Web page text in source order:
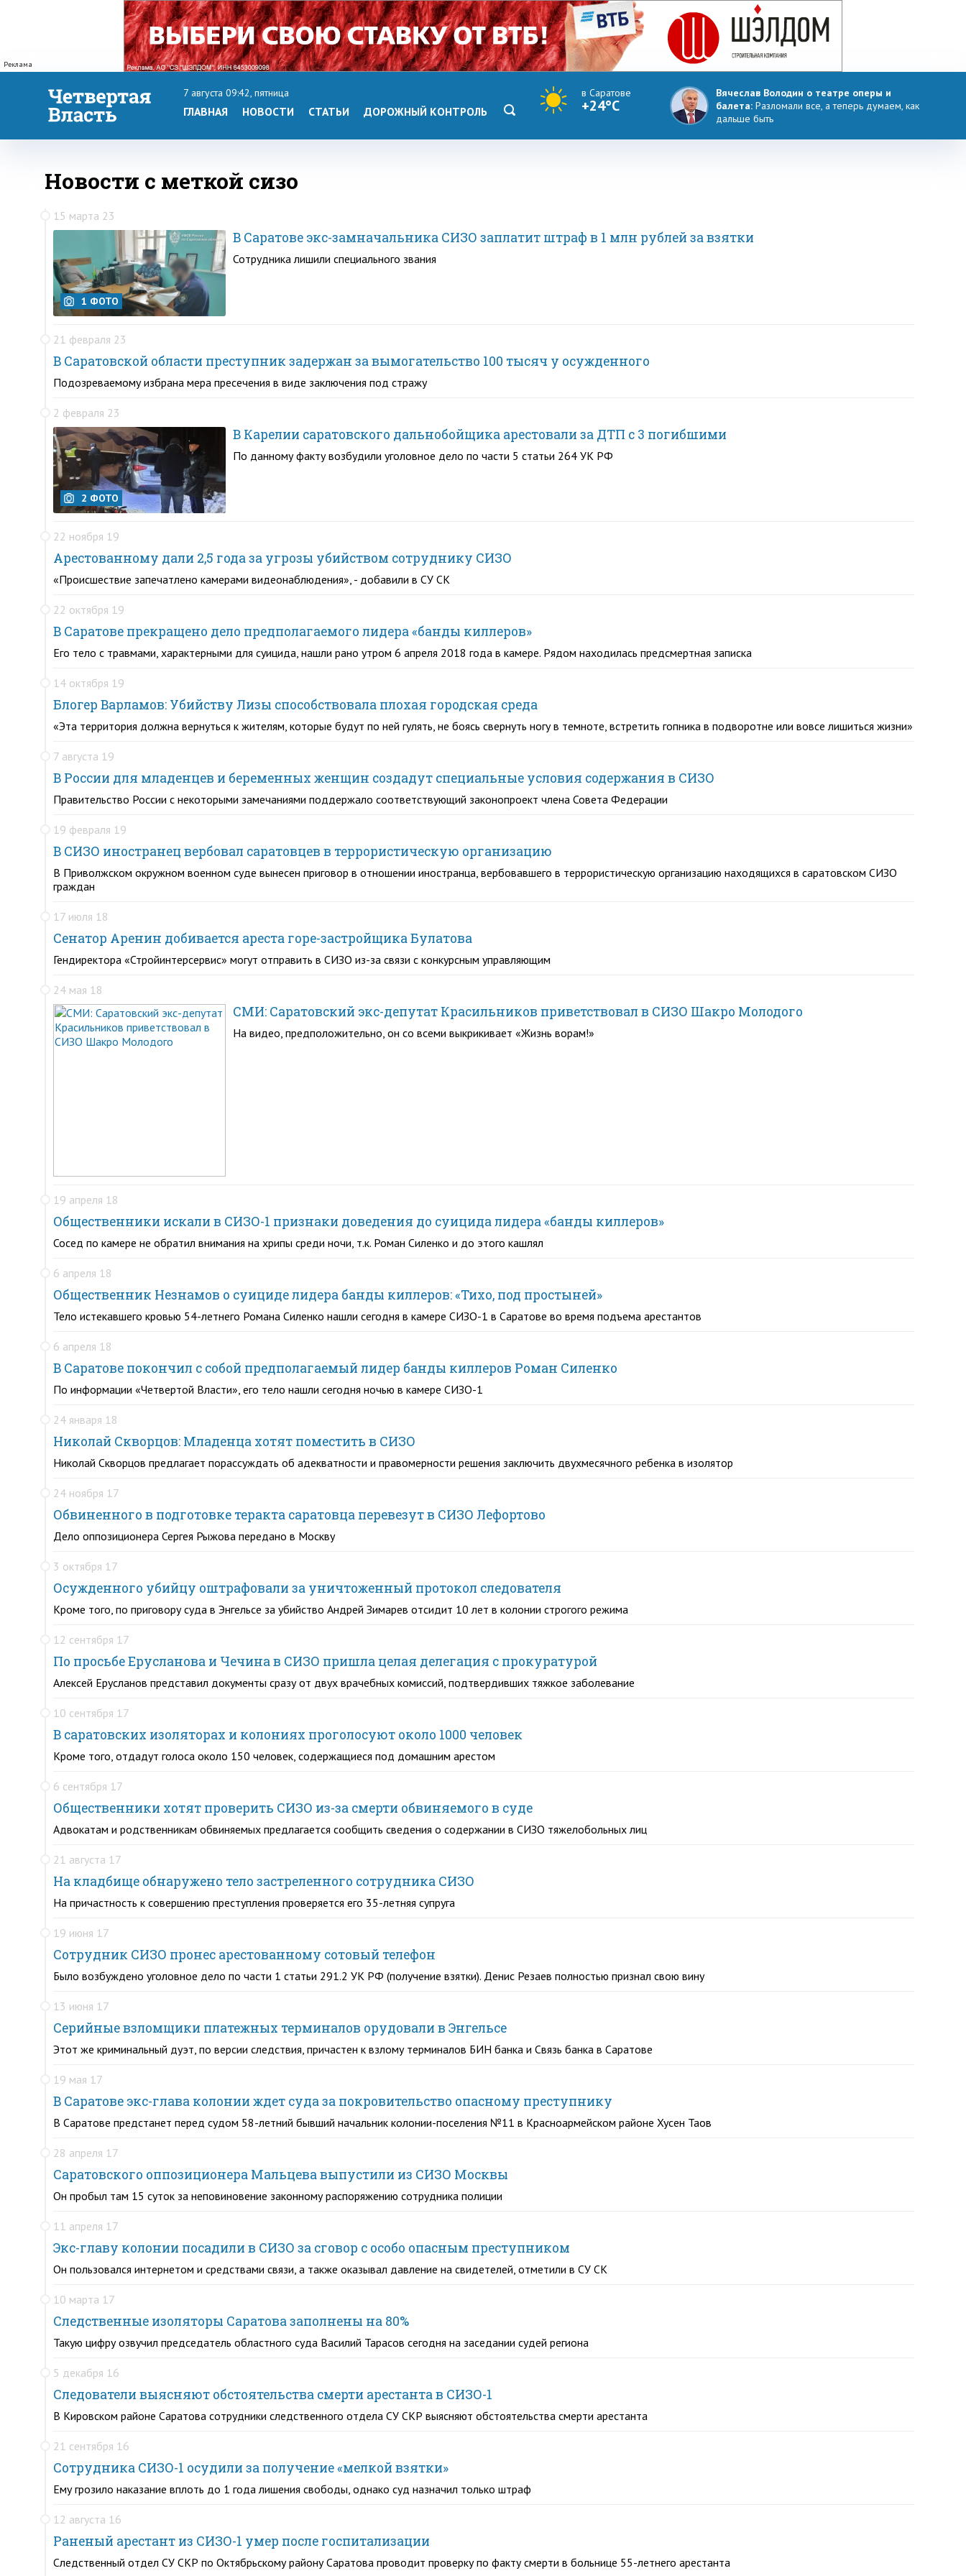
Реклама
7 августа 09:42, пятница
ГЛАВНАЯ НОВОСТИ СТАТЬИ ДОРОЖНЫЙ КОНТРОЛЬ
в Саратове
+24°C
Вячеслав Володин о театре оперы и
балета: Разломали все, а теперь думаем, как
дальше быть
Новости с меткой сизо
15 марта 23
1 ФОТО
В Саратове экс-замначальника СИЗО заплатит штраф в 1 млн рублей за взятки
Сотрудника лишили специального звания
21 февраля 23
В Саратовской области преступник задержан за вымогательство 100 тысяч у осужденного
Подозреваемому избрана мера пресечения в виде заключения под стражу
2 февраля 23
2 ФОТО
В Карелии саратовского дальнобойщика арестовали за ДТП с 3 погибшими
По данному факту возбудили уголовное дело по части 5 статьи 264 УК РФ
22 ноября 19
Арестованному дали 2,5 года за угрозы убийством сотруднику СИЗО
«Происшествие запечатлено камерами видеонаблюдения», - добавили в СУ СК
22 октября 19
В Саратове прекращено дело предполагаемого лидера «банды киллеров»
Его тело с травмами, характерными для суицида, нашли рано утром 6 апреля 2018 года в камере. Рядом находилась предсмертная записка
14 октября 19
Блогер Варламов: Убийству Лизы способствовала плохая городская среда
«Эта территория должна вернуться к жителям, которые будут по ней гулять, не боясь свернуть ногу в темноте, встретить гопника в подворотне или вовсе лишиться жизни»
7 августа 19
В России для младенцев и беременных женщин создадут специальные условия содержания в СИЗО
Правительство России с некоторыми замечаниями поддержало соответствующий законопроект члена Совета Федерации
19 февраля 19
В СИЗО иностранец вербовал саратовцев в террористическую организацию
В Приволжском окружном военном суде вынесен приговор в отношении иностранца, вербовавшего в террористическую организацию находящихся в саратовском СИЗО
граждан
17 июля 18
Сенатор Аренин добивается ареста горе-застройщика Булатова
Гендиректора «Стройинтерсервис» могут отправить в СИЗО из-за связи с конкурсным управляющим
24 мая 18
СМИ: Саратовский экс-депутат Красильников приветствовал в СИЗО Шакро Молодого
На видео, предположительно, он со всеми выкрикивает «Жизнь ворам!»
19 апреля 18
Общественники искали в СИЗО-1 признаки доведения до суицида лидера «банды киллеров»
Сосед по камере не обратил внимания на хрипы среди ночи, т.к. Роман Силенко и до этого кашлял
6 апреля 18
Общественник Незнамов о суициде лидера банды киллеров: «Тихо, под простыней»
Тело истекавшего кровью 54-летнего Романа Силенко нашли сегодня в камере СИЗО-1 в Саратове во время подъема арестантов
6 апреля 18
В Саратове покончил с собой предполагаемый лидер банды киллеров Роман Силенко
По информации «Четвертой Власти», его тело нашли сегодня ночью в камере СИЗО-1
24 января 18
Николай Скворцов: Младенца хотят поместить в СИЗО
Николай Скворцов предлагает порассуждать об адекватности и правомерности решения заключить двухмесячного ребенка в изолятор
24 ноября 17
Обвиненного в подготовке теракта саратовца перевезут в СИЗО Лефортово
Дело оппозиционера Сергея Рыжова передано в Москву
3 октября 17
Осужденного убийцу оштрафовали за уничтоженный протокол следователя
Кроме того, по приговору суда в Энгельсе за убийство Андрей Зимарев отсидит 10 лет в колонии строгого режима
12 сентября 17
По просьбе Ерусланова и Чечина в СИЗО пришла целая делегация с прокуратурой
Алексей Ерусланов представил документы сразу от двух врачебных комиссий, подтвердивших тяжкое заболевание
10 сентября 17
В саратовских изоляторах и колониях проголосуют около 1000 человек
Кроме того, отдадут голоса около 150 человек, содержащиеся под домашним арестом
6 сентября 17
Общественники хотят проверить СИЗО из-за смерти обвиняемого в суде
Адвокатам и родственникам обвиняемых предлагается сообщить сведения о содержании в СИЗО тяжелобольных лиц
21 августа 17
На кладбище обнаружено тело застреленного сотрудника СИЗО
На причастность к совершению преступления проверяется его 35-летняя супруга
19 июня 17
Сотрудник СИЗО пронес арестованному сотовый телефон
Было возбуждено уголовное дело по части 1 статьи 291.2 УК РФ (получение взятки). Денис Резаев полностью признал свою вину
13 июня 17
Серийные взломщики платежных терминалов орудовали в Энгельсе
Этот же криминальный дуэт, по версии следствия, причастен к взлому терминалов БИН банка и Связь банка в Саратове
19 мая 17
В Саратове экс-глава колонии ждет суда за покровительство опасному преступнику
В Саратове предстанет перед судом 58-летний бывший начальник колонии-поселения №11 в Красноармейском районе Хусен Таов
28 апреля 17
Саратовского оппозиционера Мальцева выпустили из СИЗО Москвы
Он пробыл там 15 суток за неповиновение законному распоряжению сотрудника полиции
11 апреля 17
Экс-главу колонии посадили в СИЗО за сговор с особо опасным преступником
Он пользовался интернетом и средствами связи, а также оказывал давление на свидетелей, отметили в СУ СК
10 марта 17
Следственные изоляторы Саратова заполнены на 80%
Такую цифру озвучил председатель областного суда Василий Тарасов сегодня на заседании судей региона
5 декабря 16
Следователи выясняют обстоятельства смерти арестанта в СИЗО-1
В Кировском районе Саратова сотрудники следственного отдела СУ СКР выясняют обстоятельства смерти арестанта
21 сентября 16
Сотрудника СИЗО-1 осудили за получение «мелкой взятки»
Ему грозило наказание вплоть до 1 года лишения свободы, однако суд назначил только штраф
12 августа 16
Раненый арестант из СИЗО-1 умер после госпитализации
Следственный отдел СУ СКР по Октябрьскому району Саратова проводит проверку по факту смерти в больнице 55-летнего арестанта